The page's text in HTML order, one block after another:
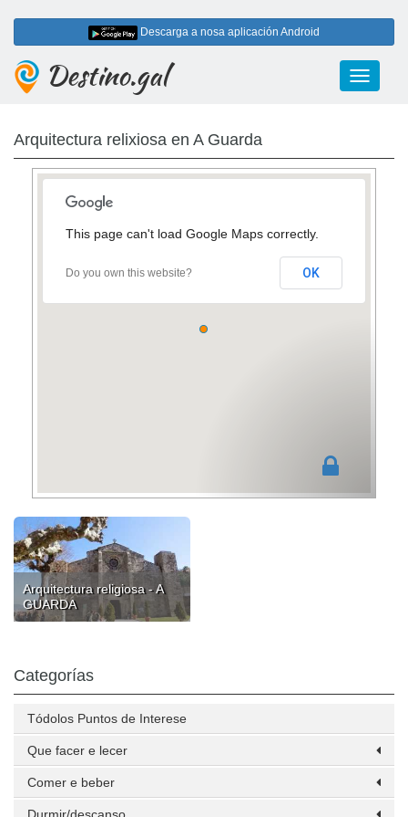
Descarga a nosa aplicación Android
Toggle
Destino.gal
Arquitectura relixiosa en A Guarda
This page can't load Google Maps correctly.
Do you own this website? OK
Arquitectura religiosa - A
GUARDA
Categorías
Tódolos Puntos de Interese
Que facer e lecer
Comer e beber